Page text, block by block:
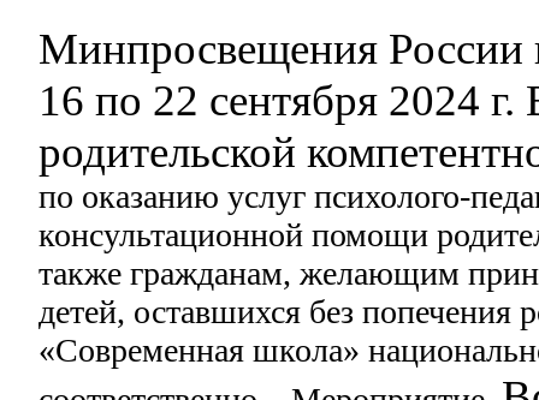
Минпросвещения России
16 по 22 сентября 2024
родительской
по оказанию услуг психолого-
консультационной помощи
также гражданам, желающим
детей, оставшихся без попечения
«Современная школа»